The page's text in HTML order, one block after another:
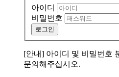
아이디
비밀번호
로그인
[안내] 아이디 및 비밀번호
문의해주십시오.